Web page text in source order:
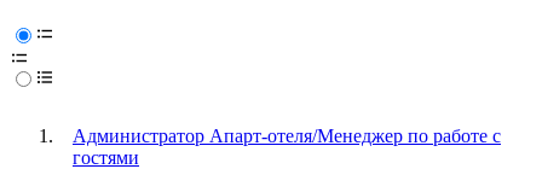
Администратор Апарт-отеля/Менеджер по работе с
гостями